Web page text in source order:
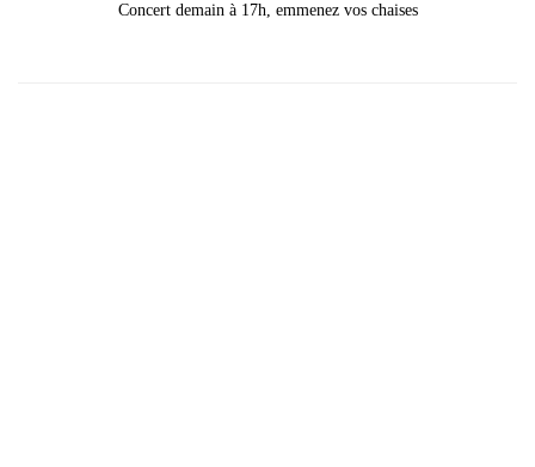
Concert demain à 17h, emmenez vos chaises